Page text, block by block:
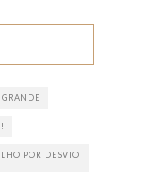
POR DESVIO